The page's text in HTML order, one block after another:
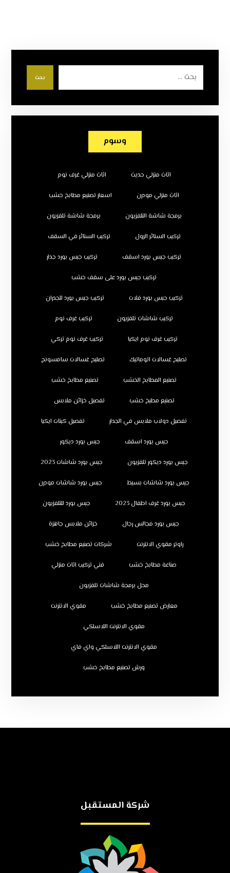
بحث
وسوم
اثاث منزلي حديث اثاث منزلي غرف نوم
اثاث منزلي مودرن اسعار تصنيع مطابخ خشب
برمجة شاشة التلفزيون برمجة شاشة تلفزيون
تركيب الستائر الرول تركيب الستائر في السقف
تركيب جبس بورد اسقف تركيب جبس بورد جدار
تركيب جبس بورد على سقف خشب
تركيب جبس بورد فلات تركيب جبس بورد للجدران
تركيب شاشات تلفزيون تركيب غرف نوم
تركيب غرف نوم ايكيا تركيب غرف نوم تركي
تصليح غسالات اتوماتيك تصليح غسالات سامسونج
تصنيع المطابخ الخشب تصنيع مطابخ خشب
تصنيع مطبخ خشب تفصيل خزائن ملابس
تفصيل دولاب ملابس في الجدار تفصيل كبتات ايكيا
جبس بورد اسقف جبس بورد ديكور
جبس بورد ديكور تلفزيون جبس بورد شاشات 2023
جبس بورد شاشات بسيط جبس بورد شاشات مودرن
جبس بورد غرف اطفال 2023 جبس بورد للتلفزيون
جبس بورد مجالس رجال خزائن ملابس جاهزة
راوتر مقوي الانترنت شركات تصنيع مطابخ خشب
صناعة مطابخ خشب فني تركيب اثاث منزلي
محل برمجة شاشات تلفزيون
معارض تصنيع مطابخ خشب مقوي الانترنت
مقوي الانترنت اللاسلكي
مقوي الانترنت اللاسلكي واي فاي
ورش تصنيع مطابخ خشب
شركة المستقبل